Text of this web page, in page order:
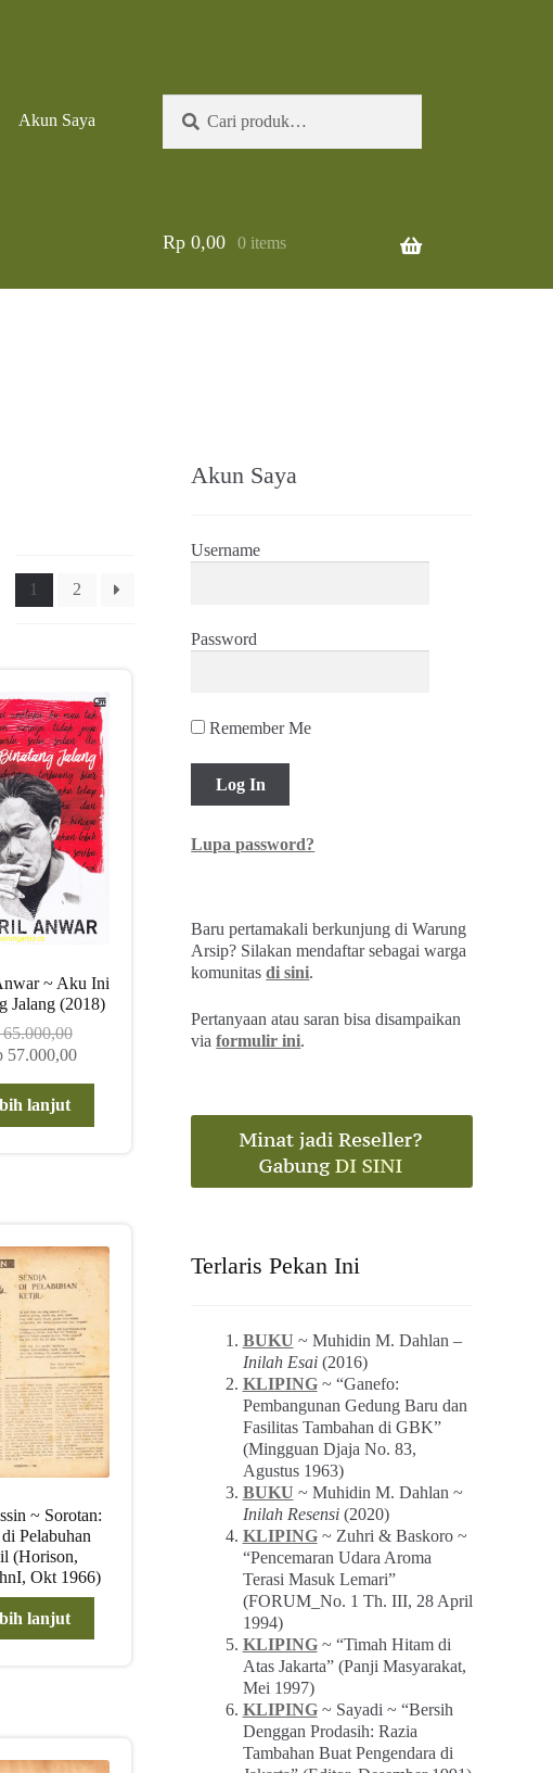
Akun Saya
untuk:
Rp0,00 0 items
1 2
~ Aku Ini
Jalang (2018)
57.000,00Harga
lanjut
~ Sorotan:
Pelabuhan
(Horison,
Okt 1966)
lanjut
Akun Saya
Username
Password
Remember Me
Lupa password?
Baru pertamakali berkunjung di Warung
Arsip? Silakan mendaftar sebagai warga
komunitasdi sini.
Pertanyaan atau saran bisa disampaikan
viaformulir ini.
Terlaris Pekan Ini
BUKU ~ Muhidin M. Dahlan –
Inilah Esai(2016)
KLIPING~ “Ganefo:
Pembangunan Gedung Baru dan
Fasilitas Tambahan di GBK”
(Mingguan Djaja No. 83,
Agustus 1963)
BUKU ~ Muhidin M. Dahlan ~
Inilah Resensi(2020)
KLIPING~ Zuhri & Baskoro ~
“Pencemaran Udara Aroma
Terasi Masuk Lemari”
(FORUM_No. 1 Th. III, 28 April
1994)
KLIPING~ “Timah Hitam di
Atas Jakarta” (Panji Masyarakat,
Mei 1997)
KLIPING~ Sayadi ~ “Bersih
Denggan Prodasih: Razia
Tambahan Buat Pengendara di